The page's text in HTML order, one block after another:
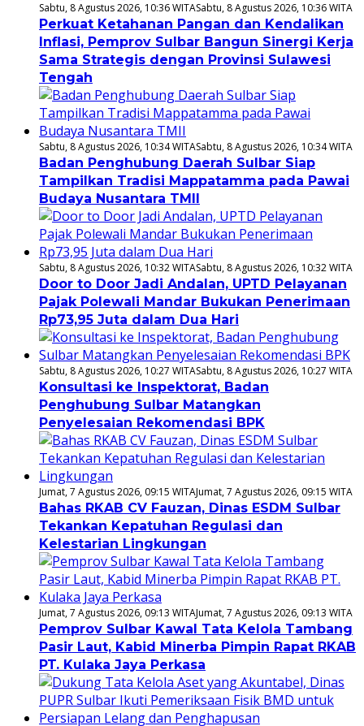
Sabtu, 8 Agustus 2026, 10:36 WITASabtu, 8 Agustus 2026, 10:36 WITA
Perkuat Ketahanan Pangan dan Kendalikan
Inflasi, Pemprov Sulbar Bangun Sinergi Kerja
Sama Strategis dengan Provinsi Sulawesi
Tengah
Sabtu, 8 Agustus 2026, 10:34 WITASabtu, 8 Agustus 2026, 10:34 WITA
Badan Penghubung Daerah Sulbar Siap
Tampilkan Tradisi Mappatamma pada Pawai
Budaya Nusantara TMII
Sabtu, 8 Agustus 2026, 10:32 WITASabtu, 8 Agustus 2026, 10:32 WITA
Door to Door Jadi Andalan, UPTD Pelayanan
Pajak Polewali Mandar Bukukan Penerimaan
Rp73,95 Juta dalam Dua Hari
Sabtu, 8 Agustus 2026, 10:27 WITASabtu, 8 Agustus 2026, 10:27 WITA
Konsultasi ke Inspektorat, Badan
Penghubung Sulbar Matangkan
Penyelesaian Rekomendasi BPK
Jumat, 7 Agustus 2026, 09:15 WITAJumat, 7 Agustus 2026, 09:15 WITA
Bahas RKAB CV Fauzan, Dinas ESDM Sulbar
Tekankan Kepatuhan Regulasi dan
Kelestarian Lingkungan
Jumat, 7 Agustus 2026, 09:13 WITAJumat, 7 Agustus 2026, 09:13 WITA
Pemprov Sulbar Kawal Tata Kelola Tambang
Pasir Laut, Kabid Minerba Pimpin Rapat RKAB
PT. Kulaka Jaya Perkasa